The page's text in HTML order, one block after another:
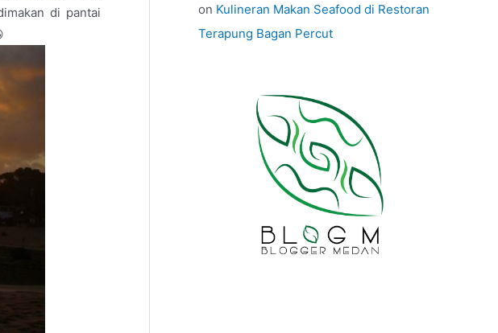
di pantai
on Kulineran Makan Seafood di Restoran
Terapung Bagan Percut